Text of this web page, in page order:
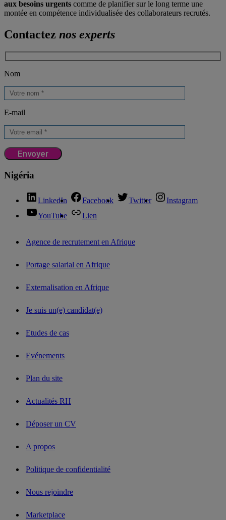
aux besoins urgents comme de planifier sur le long terme une
montée en compétence individualisée des collaborateurs recrutés.
Contactez nos experts
Nom
E-mail
Nigéria
LinkedIn Facebook Twitter
Instagram
YouTube
Lien
Agence de recrutement en Afrique
Portage salarial en Afrique
Externalisation en Afrique
Je suis un(e) candidat(e)
Etudes de cas
Evénements
Plan du site
Actualités RH
Déposer un CV
A propos
Politique de confidentialité
Nous rejoindre
Marketplace